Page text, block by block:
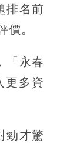
排名前
。
「永春
更多資
勁才驚